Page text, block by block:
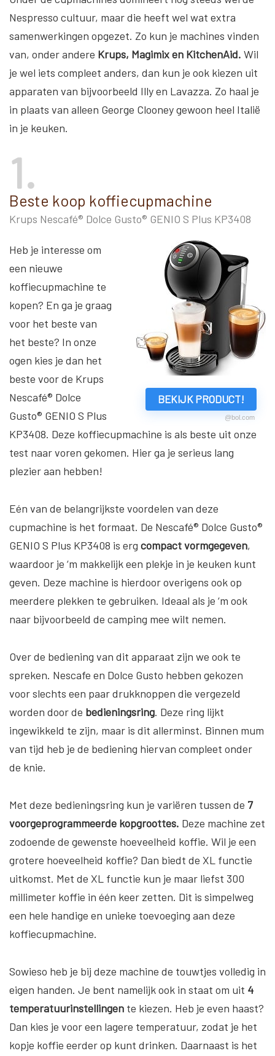
Nespresso cultuur, maar die heeft wel wat extra
samenwerkingen opgezet. Zo kun je machines vinden
van, onder andere Krups, Magimix en KitchenAid. Wil
je wel iets compleet anders, dan kun je ook kiezen uit
apparaten van bijvoorbeeld Illy en Lavazza. Zo haal je
in plaats van alleen George Clooney gewoon heel Italië
in je keuken.
1
Beste koop koffiecupmachine
Krups Nescafé® Dolce Gusto® GENIO S Plus KP3408
BEKIJK PRODUCT!
@bol.com
Heb je interesse om
een nieuwe
koffiecupmachine te
kopen? En ga je graag
voor het beste van
het beste? In onze
ogen kies je dan het
beste voor de Krups
Nescafé® Dolce
Gusto® GENIO S Plus
KP3408. Deze koffiecupmachine is als beste uit onze
test naar voren gekomen. Hier ga je serieus lang
plezier aan hebben!
Eén van de belangrijkste voordelen van deze
cupmachine is het formaat. De Nescafé® Dolce Gusto®
GENIO S Plus KP3408 is erg compact vormgegeven,
waardoor je ‘m makkelijk een plekje in je keuken kunt
geven. Deze machine is hierdoor overigens ook op
meerdere plekken te gebruiken. Ideaal als je ‘m ook
naar bijvoorbeeld de camping mee wilt nemen.
Over de bediening van dit apparaat zijn we ook te
spreken. Nescafe en Dolce Gusto hebben gekozen
voor slechts een paar drukknoppen die vergezeld
worden door de bedieningsring. Deze ring lijkt
ingewikkeld te zijn, maar is dit allerminst. Binnen mum
van tijd heb je de bediening hiervan compleet onder
de knie.
Met deze bedieningsring kun je variëren tussen de 7
voorgeprogrammeerde kopgroottes. Deze machine zet
zodoende de gewenste hoeveelheid koffie. Wil je een
grotere hoeveelheid koffie? Dan biedt de XL functie
uitkomst. Met de XL functie kun je maar liefst 300
millimeter koffie in één keer zetten. Dit is simpelweg
een hele handige en unieke toevoeging aan deze
koffiecupmachine.
Sowieso heb je bij deze machine de touwtjes volledig in
eigen handen. Je bent namelijk ook in staat om uit 4
temperatuurinstellingen te kiezen. Heb je even haast?
Dan kies je voor een lagere temperatuur, zodat je het
kopje koffie eerder op kunt drinken. Daarnaast is het